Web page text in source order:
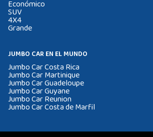
Económico
SUV
4X4
Grande
JUMBO CAR EN EL MUNDO
Jumbo Car Costa Rica
Jumbo Car Martinique
Jumbo Car Guadeloupe
Jumbo Car Guyane
Jumbo Car Reunion
Jumbo Car Costa de Marfil